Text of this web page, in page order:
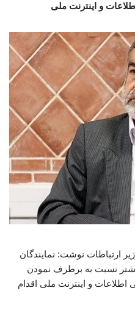
و اینترنت ملی
ارتباطات نوشت: نمایندگان
نسبت به برطرف نمودن
و اینترنت ملی اقدام